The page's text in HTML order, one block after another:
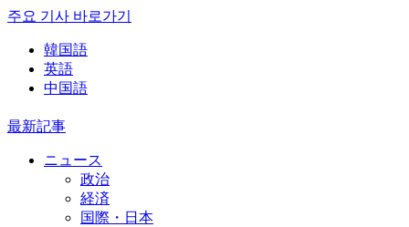
주요 기사 바로가기
韓国語
英語
中国語
最新記事
ニュース
政治
経済
国際・日本